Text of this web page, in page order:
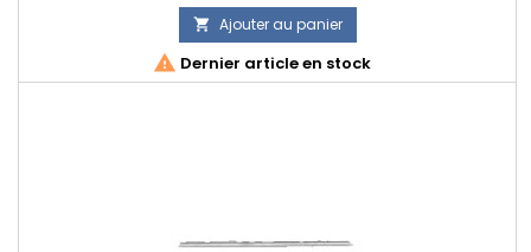
 Ajouter au panier
 Dernier article en stock